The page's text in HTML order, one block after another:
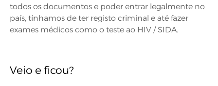
todos os documentos e poder entrar legalmente no
país, tínhamos de ter registo criminal e até fazer
exames médicos como o teste ao HIV / SIDA.
Veio e ficou?